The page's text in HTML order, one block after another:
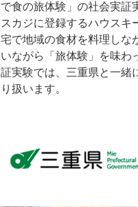
で食の旅体験」の社会実証
スカジに登録するハウスキ
宅で地域の食材を料理しな
いながら「旅体験」を味わ
証実験では、三重県と一緒
り扱います。